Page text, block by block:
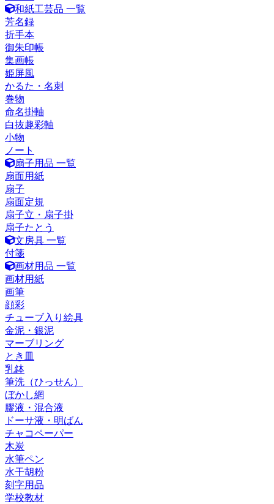
和紙工芸品 一覧
芳名録
折手本
御朱印帳
集画帳
姫屏風
かるた・名刺
巻物
命名掛軸
白抜趣彩軸
小物
ノート
扇子用品 一覧
扇面用紙
扇子
扇面定規
扇子立・扇子掛
扇子たとう
文房具 一覧
付箋
画材用品 一覧
画材用紙
画筆
顔彩
チューブ入り絵具
金泥・銀泥
マーブリング
とき皿
乳鉢
筆洗（ひっせん）
ぼかし網
膠液・混合液
ドーサ液・明ばん
チャコペーパー
木炭
水筆ペン
水干胡粉
刻字用品
学校教材